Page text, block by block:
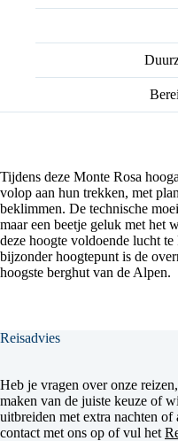
Tijdens deze Monte Rosa
volop aan hun trekken, met
beklimmen. De technische
maar een beetje geluk met het
deze hoogte voldoende lucht
bijzonder hoogtepunt is de
hoogste berghut van de Alpen.
Reisadvies
Heb je vragen over onze
maken van de juiste keuze of
uitbreiden met extra nachten
contact met ons op of vul het